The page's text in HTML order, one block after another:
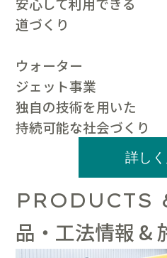
道づくり
ウォーター
ジェット事業
独自の技術を用いた
持続可能な社会づくり
詳し
PRODUCTS
品・工法情報 &